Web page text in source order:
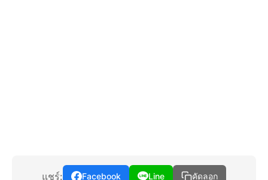
แชร์: Facebook Line คัดลอก